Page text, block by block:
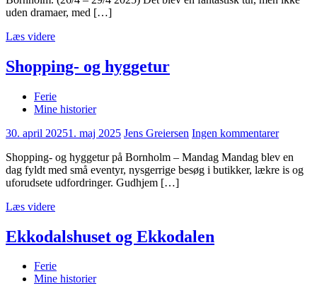
uden dramaer, med […]
Læs videre
Shopping- og hyggetur
Ferie
Mine historier
30. april 20251. maj 2025 Jens Greiersen Ingen kommentarer
Shopping- og hyggetur på Bornholm – Mandag Mandag blev en
dag fyldt med små eventyr, nysgerrige besøg i butikker, lækre is og
uforudsete udfordringer. Gudhjem […]
Læs videre
Ekkodalshuset og Ekkodalen
Ferie
Mine historier